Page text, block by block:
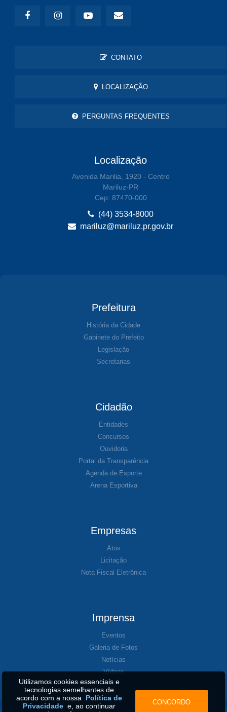
CONTATO
LOCALIZAÇÃO
PERGUNTAS FREQUENTES
Localização
Avenida Marilia, 1920 - Centro
Mariluz-PR
Cep: 87470-000
(44) 3534-8000
mariluz@mariluz.pr.gov.br
Prefeitura
História da Cidade
Gabinete do Prefeito
Legislação
Secretarias
Cidadão
Entidades
Concursos
Ouvidoria
Portal da Transparência
Agenda de Esporte
Arena Esportiva
Empresas
Atos
Licitação
Nota Fiscal Eletrônica
Imprensa
Eventos
Galeria de Fotos
Notícias
Vídeos
Utilizamos cookies essenciais e
tecnologias semelhantes de
acordo com a nossa Política de
Privacidadee, ao continuar
CONCORDO